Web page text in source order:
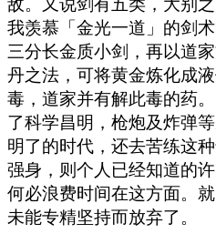
敌。又说剑有五类，大别
我羡慕「金光一道」的剑
三分长金质小剑，再以道
丹之法，可将黄金炼化成
毒，道家并有解此毒的药
了科学昌明，枪炮及炸弹
明了的时代，还去苦练这
强身，则个人已经知道的
何必浪费时间在这方面。
未能专精坚持而放弃了。